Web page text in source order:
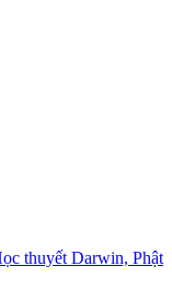
thuyết Darwin, Phật